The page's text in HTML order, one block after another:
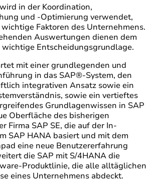
in der Koordination,
und -Optimierung verwendet,
Faktoren des Unternehmens.
Auswertungen dienen dem
Entscheidungsgrundlage.
mit einer grundlegenden und
in das SAP®-System, den
integrativen Ansatz sowie ein
sowie ein vertieftes
Grundlagenwissen in SAP
Oberfläche des bisherigen
Firma SAP SE, die auf der In-
SAP HANA basiert und mit dem
eine neue Benutzererfahrung
die SAP mit S/4HANA die
Produktlinie, die alle alltäglichen
eines Unternehmens abdeckt.